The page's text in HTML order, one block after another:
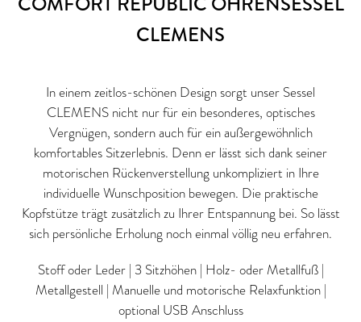
CLEMENS
In einem zeitlos-schönen Design sorgt unser Sessel
CLEMENS nicht nur für ein besonderes, optisches
Vergnügen, sondern auch für ein außergewöhnlich
komfortables Sitzerlebnis. Denn er lässt sich dank seiner
motorischen Rückenverstellung unkompliziert in Ihre
individuelle Wunschposition bewegen. Die praktische
Kopfstütze trägt zusätzlich zu Ihrer Entspannung bei. So lässt
sich persönliche Erholung noch einmal völlig neu erfahren.
Stoff oder Leder | 3 Sitzhöhen | Holz- oder Metallfuß |
Metallgestell | Manuelle und motorische Relaxfunktion |
optional USB Anschluss